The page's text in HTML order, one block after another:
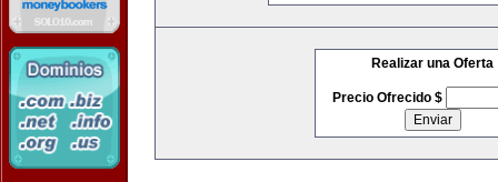
Realizar una Oferta
Precio Ofrecido $